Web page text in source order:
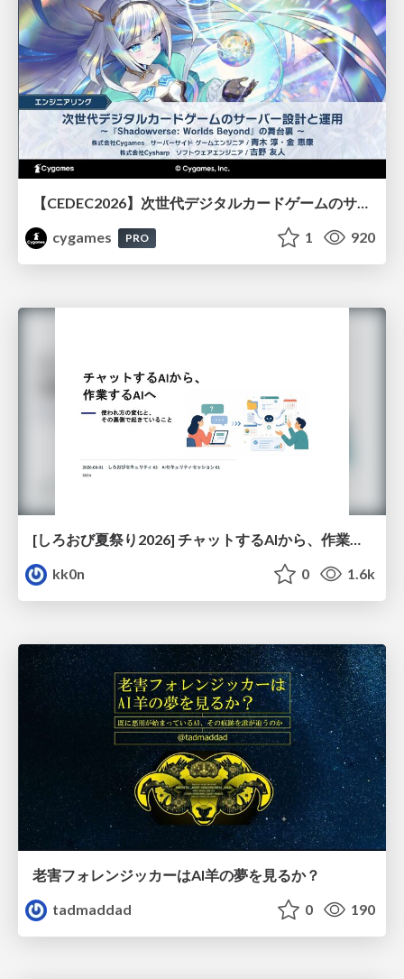
【CEDEC2026】次世代デジタルカードゲームのサーバー設計と運用 〜『Shadowverse: Worlds Beyond』の舞台裏～
cygames
PRO 1 920
kk0n
0 1.6k
老害フォレンジッカーはAI羊の夢を見るか？
tadmaddad
0 190